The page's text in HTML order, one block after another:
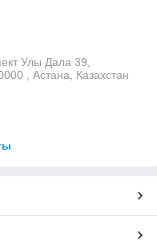
Улы Дала 39,
, Астана, Казахстан